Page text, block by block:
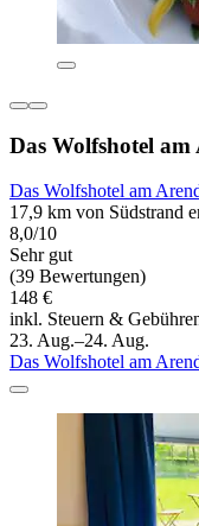
Das Wolfshotel am
Das Wolfshotel am
17,9 km von Südstrand
8,0/10
Sehr gut
(39 Bewertungen)
148 €
inkl. Steuern &
23. Aug.–24. Aug.
Das Wolfshotel am